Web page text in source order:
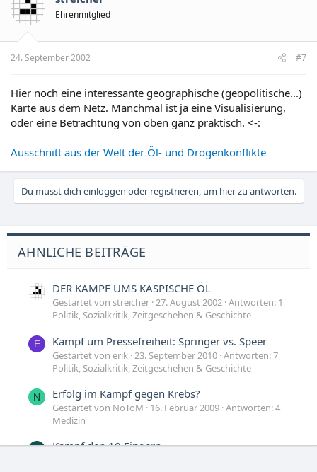
Ehrenmitglied
24. September 2002 #7
Hier noch eine interessante geographische (geopolitische...)
Karte aus dem Netz. Manchmal ist ja eine Visualisierung,
oder eine Betrachtung von oben ganz praktisch. <-:
Ausschnitt aus der Welt der Öl- und Drogenkonflikte
Du musst dich einloggen oder registrieren, um hier zu antworten.
ÄHNLICHE BEITRÄGE
DER KAMPF UMS KASPISCHE ÖL
Gestartet von streicher 27. August 2002 Antworten: 1
Politik, Sozialkritik, Zeitgeschehen & Geschichte
E Kampf um Pressefreiheit: Springer vs. Speer
Gestartet von erik 23. September 2010 Antworten: 7
Politik, Sozialkritik, Zeitgeschehen & Geschichte
N Erfolg im Kampf gegen Krebs?
Gestartet von NoToM 16. Februar 2009 Antworten: 4
Medizin
H Kampf den 10 Fingern